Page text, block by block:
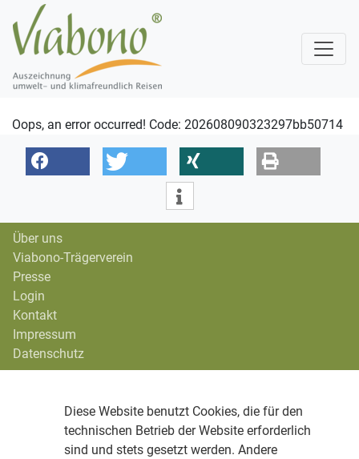
Diese Website benutzt Cookies, die für den
technischen Betrieb der Website erforderlich
sind und stets gesetzt werden. Andere
Oops, an error occurred! Code: 202608090323297bb50714
Über uns
Viabono-Trägerverein
Presse
Login
Kontakt
Impressum
Datenschutz